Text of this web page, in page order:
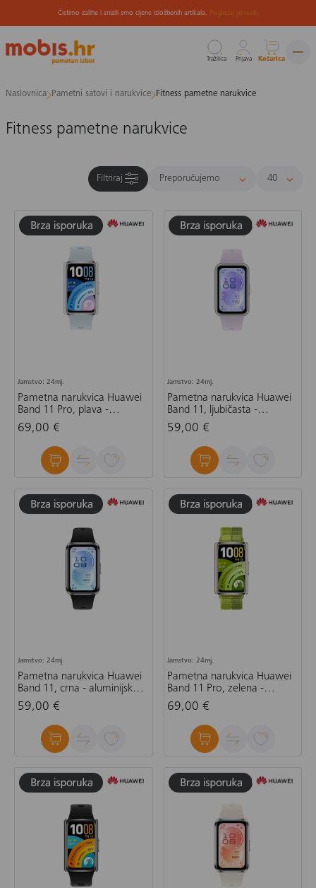
na
Čistimo zalihe i snizili smo cijene izložbenih artikala. Pogledaj ponudu
Tražilica Prijava Košarica
Naslovnica Pametni satovi i narukvice Fitness pametne narukvice
Fitness pametne narukvice
Filtriraj
Jamstvo: 24mj.
Pametna narukvica Huawei
Band 11 Pro, plava -
aluminijsko kućište
69,00 €
Jamstvo: 24mj.
Pametna narukvica Huawei
Band 11, ljubičasta -
aluminijsko kućište
59,00 €
Jamstvo: 24mj.
Pametna narukvica Huawei
Band 11, crna - aluminijsko
kućište
59,00 €
Jamstvo: 24mj.
Pametna narukvica Huawei
Band 11 Pro, zelena -
aluminijsko kućište
69,00 €